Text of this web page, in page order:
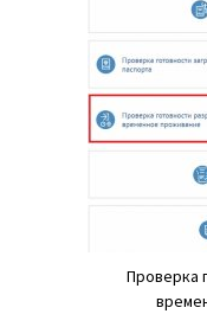
Проверка